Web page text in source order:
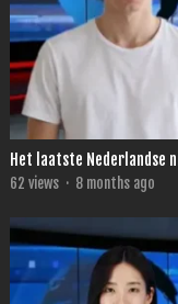
Het laatste Nederlandse
62 views · 8 months ago